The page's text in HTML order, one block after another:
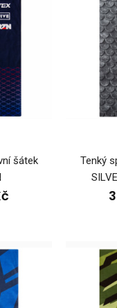
Jedná se o teplejší verzi
šátek
Tenký